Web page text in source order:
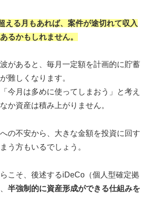
える月もあれば、案件が途切れて収入
るかもしれません。
があると、毎月一定額を計画的に貯蓄
難しくなります。
今月は多めに使ってしまおう」と考え
か資産は積み上がりません。
の不安から、大きな金額を投資に回す
う方もいるでしょう。
こそ、後述するiDeCo（個人型確定拠
半強制的に資産形成ができる仕組みを